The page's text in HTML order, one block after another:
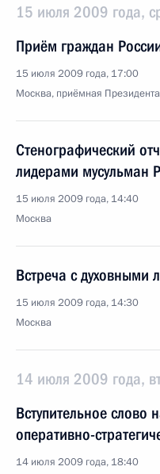
15 июля 2009 года,
Приём граждан
15 июля 2009 года, 17:00
Москва, приёмная
Стенографический
лидерами мусульман
15 июля 2009 года, 14:40
Москва
Встреча с духовными
15 июля 2009 года, 14:30
Москва
14 июля 2009 года,
Вступительное слово
оперативно-
14 июля 2009 года, 18:40